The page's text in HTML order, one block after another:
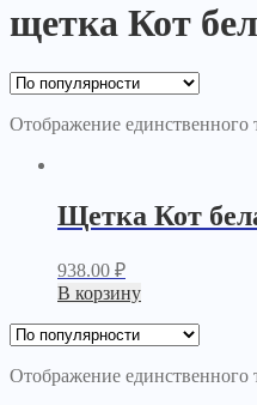
щетка Кот
Отображение единственного
Щетка Кот
938.00 ₽
В корзину
Отображение единственного